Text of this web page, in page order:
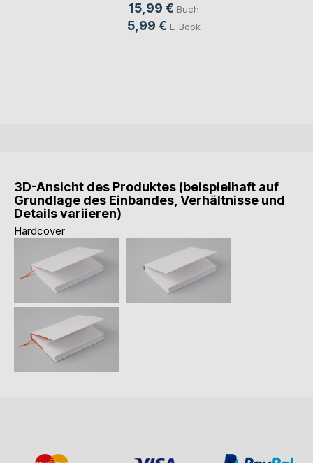
15,99 € Buch
5,99 € E-Book
3D-Ansicht des Produktes (beispielhaft auf
Grundlage des Einbandes, Verhältnisse und
Details variieren)
Hardcover